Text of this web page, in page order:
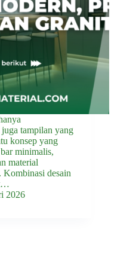
tampilan yang
konsep yang
minimalis,
material
desain
2026